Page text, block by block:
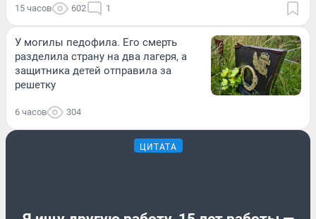
15 часов 602 1
У могилы педофила. Его смерть
разделила страну на два лагеря, а
защитника детей отправила за
решетку
6 часов 304
ЦИТАТА